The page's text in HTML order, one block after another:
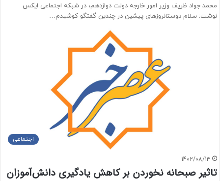
محمد جواد ظریف وزیر امور خارجه دولت دوازدهم، در شبکه اجتماعی ایکس
نوشت: ‏سلام دوستانروز‌های پیشین در چندین گفتگو کوشیدم…
اجتماعی
1402/08/13
تاثیر صبحانه نخوردن بر کاهش یادگیری دانش‌آموزان